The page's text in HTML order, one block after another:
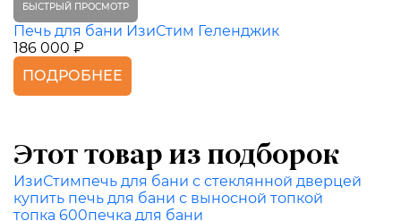
БЫСТРЫЙ ПРОСМОТР
Печь для бани ИзиСтим Геленджик
186 000 ₽
ПОДРОБНЕЕ
Этот товар из подборок
ИзиСтимпечь для бани с стеклянной дверцей
купить печь для бани с выносной топкой
топка 600печка для бани